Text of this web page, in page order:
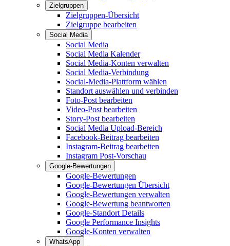
Zielgruppen
Zielgruppen-Übersicht
Zielgruppe bearbeiten
Social Media
Social Media
Social Media Kalender
Social Media-Konten verwalten
Social Media-Verbindung
Social-Media-Plattform wählen
Standort auswählen und verbinden
Foto-Post bearbeiten
Video-Post bearbeiten
Story-Post bearbeiten
Social Media Upload-Bereich
Facebook-Beitrag bearbeiten
Instagram-Beitrag bearbeiten
Instagram Post-Vorschau
Google-Bewertungen
Google-Bewertungen
Google-Bewertungen Übersicht
Google-Bewertungen verwalten
Google-Bewertung beantworten
Google-Standort Details
Google Performance Insights
Google-Konten verwalten
WhatsApp